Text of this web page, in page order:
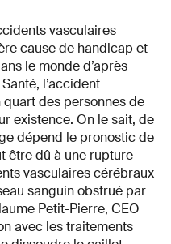
vasculaires
cause de handicap et
le monde d’après
l’accident
des personnes de
existence. On le sait, de
dépend le pronostic de
être dû à une rupture
vasculaires cérébraux
sanguin obstrué par
Petit-Pierre, CEO
avec les traitements